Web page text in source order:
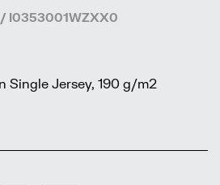
I0353001WZXX0
Single Jersey, 190 g/m2